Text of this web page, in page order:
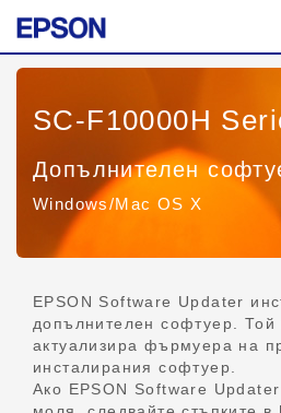
SC-F10000H
Допълнителен
Windows/Mac OS X
EPSON Software Updater
допълнителен софтуер.
актуализира фърмуера на
инсталирания софтуер.
Ако EPSON Software